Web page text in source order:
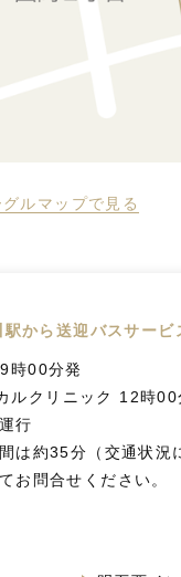
グルマップで見る
駅から送迎バスサービ
時00分発
ルクリニック 12時
行
約35分（交通状況
お問合せください。